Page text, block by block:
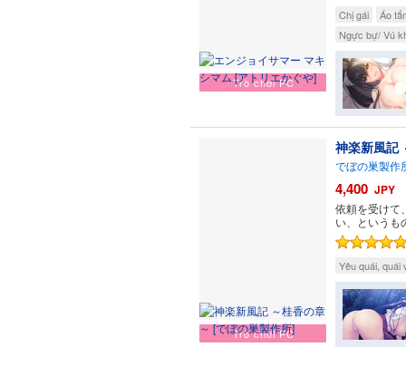
Trò chơi PC
Chị gái
Áo
Ngực bự/ Vú
Trò chơi PC
神楽新風記
でぼの巣製作
4,400 JPY
依頼を受けて
い、というも
Yêu quái, quái